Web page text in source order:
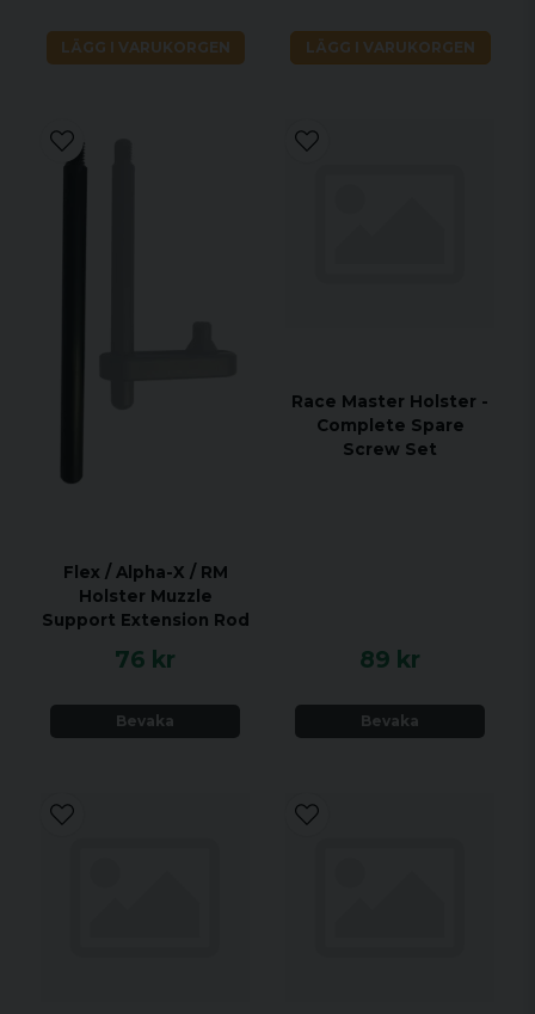
LÄGG I VARUKORGEN LÄGG I VARUKORGEN
Flex / Alpha-X / RM
Holster Muzzle
Support Extension Rod
76 kr
Bevaka
Race Master Holster -
Complete Spare
Screw Set
89 kr
Bevaka